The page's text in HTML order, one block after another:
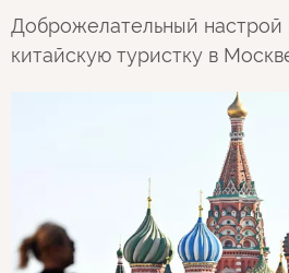
Доброжелательный настрой
китайскую туристку в